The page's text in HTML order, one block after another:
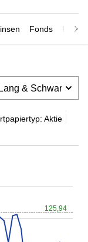
Fonds
Aktie
125,94